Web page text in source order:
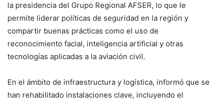
la presidencia del Grupo Regional AFSER, lo que le
permite liderar políticas de seguridad en la región y
compartir buenas prácticas como el uso de
reconocimiento facial, inteligencia artificial y otras
tecnologías aplicadas a la aviación civil.
En el ámbito de infraestructura y logística, informó que se
han rehabilitado instalaciones clave, incluyendo el